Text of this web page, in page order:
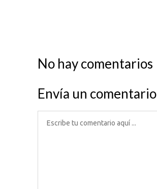
No hay comentarios
Envía un comentario